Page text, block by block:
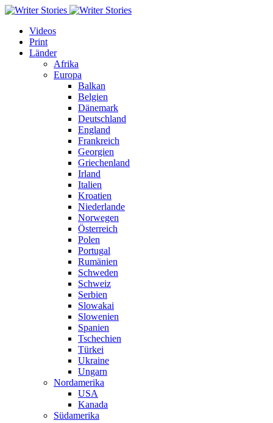
Videos
Print
Länder
Afrika
Europa
Balkan
Belgien
Dänemark
Deutschland
England
Frankreich
Georgien
Griechenland
Irland
Italien
Kroatien
Niederlande
Norwegen
Österreich
Polen
Portugal
Rumänien
Schweden
Schweiz
Serbien
Slowakai
Slowenien
Spanien
Tschechien
Türkei
Ukraine
Ungarn
Nordamerika
USA
Kanada
Südamerika